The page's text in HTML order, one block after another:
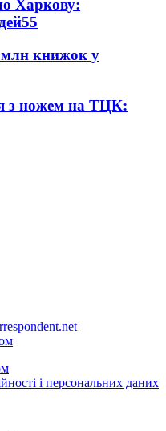
Харкову:
55
млн книжок у
з ножем на ТЦК:
і персональних даних